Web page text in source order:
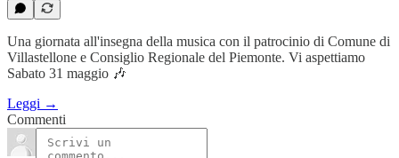
Una giornata all'insegna della musica con il patrocinio di Comune di
Villastellone e Consiglio Regionale del Piemonte. Vi aspettiamo
Sabato 31 maggio 🎶
Leggi →
Commenti